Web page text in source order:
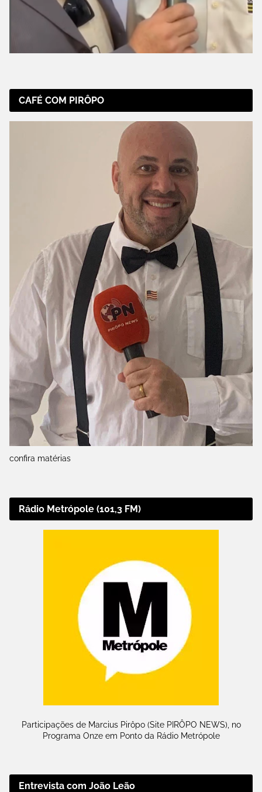
CAFÉ COM PIRÔPO
confira matérias
Rádio Metrópole (101,3 FM)
Participações de Marcius Pirôpo (Site PIRÔPO NEWS), no
Programa Onze em Ponto da Rádio Metrópole
Entrevista com João Leão